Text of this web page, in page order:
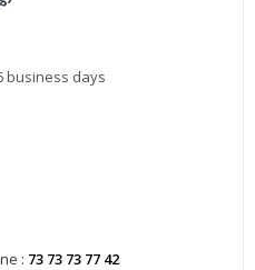
business days
: 73 73 73 77 42